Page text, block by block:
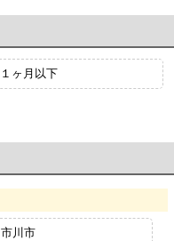
１ヶ月以下
市川市